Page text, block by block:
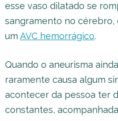
esse vaso dilatado se
sangramento no cérebro,
um AVC hemorrágico.
Quando o aneurisma
raramente causa algum
acontecer da pessoa ter
constantes,